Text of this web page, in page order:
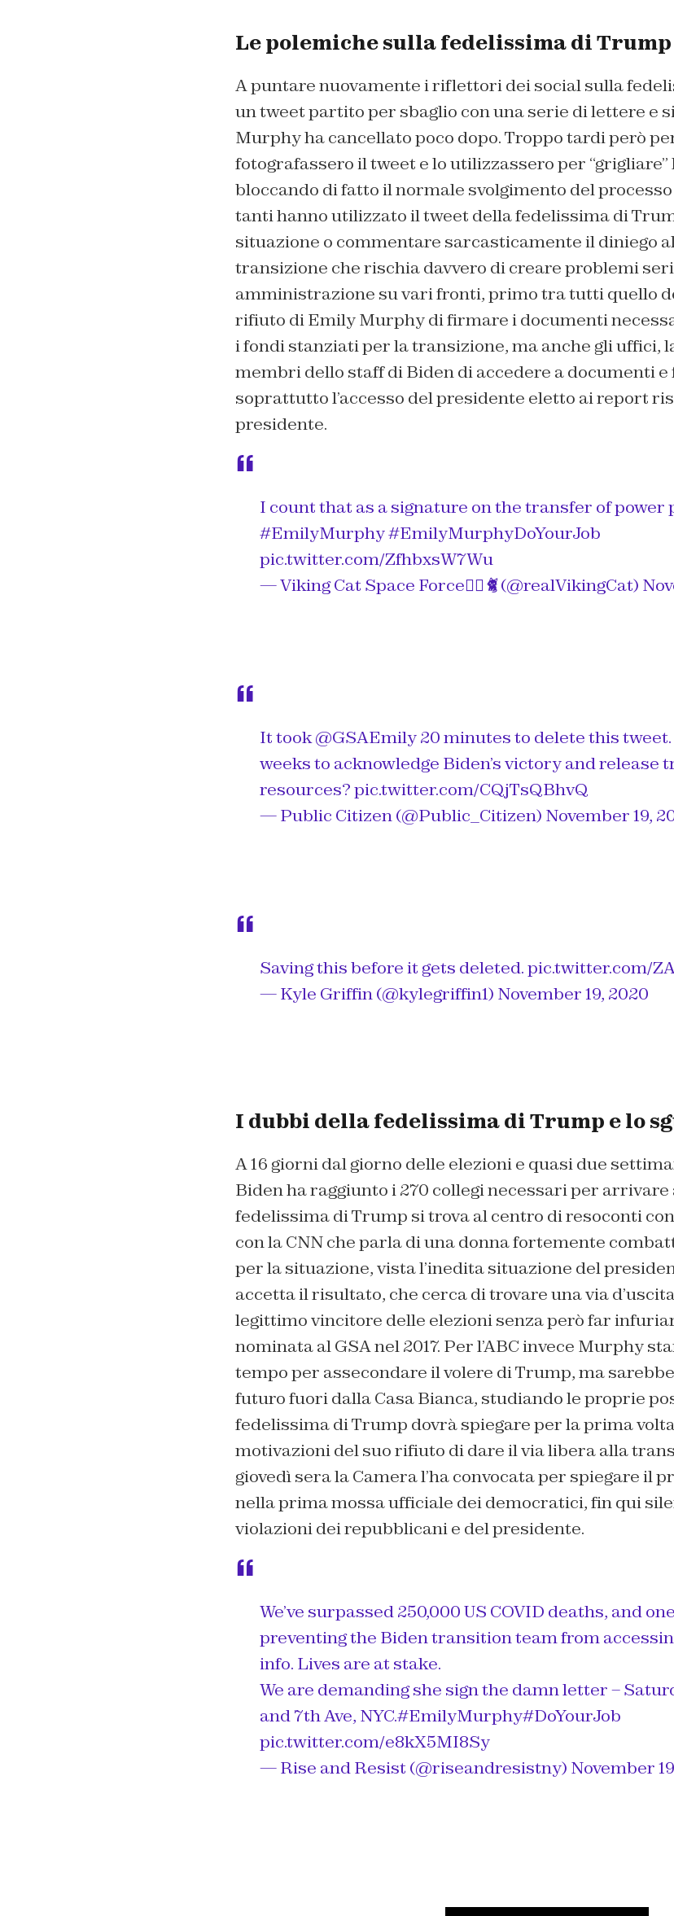
Le polemiche sulla fedelissima di Trump
A puntare nuovamente i riflettori dei social sulla
un tweet partito per sbaglio con una serie di lettere e
Murphy ha cancellato poco dopo. Troppo tardi però
fotografassero il tweet e lo utilizzassero per “grigliare”
bloccando di fatto il normale svolgimento del
tanti hanno utilizzato il tweet della fedelissima di
situazione o commentare sarcasticamente il diniego
transizione che rischia davvero di creare problemi
amministrazione su vari fronti, primo tra tutti quello
rifiuto di Emily Murphy di firmare i documenti
i fondi stanziati per la transizione, ma anche gli uffici,
membri dello staff di Biden di accedere a documenti
soprattutto l’accesso del presidente eletto ai report
presidente.
I count that as a signature on the transfer of power
#EmilyMurphy#EmilyMurphyDoYourJob
pic.twitter.com/ZfhbxsW7Wu
— Viking Cat Space Force🏳️‍🌈🐈 (@realVikingCat)
It took@GSAEmily20 minutes to delete this
weeks to acknowledge Biden’s victory and release
resources?pic.twitter.com/CQjTsQBhvQ
— Public Citizen (@Public_Citizen) November 19,
Saving this before it gets deleted.pic.twitter.com/
— Kyle Griffin (@kylegriffin1) November 19, 2020
I dubbi della fedelissima di Trump e lo
A 16 giorni dal giorno delle elezioni e quasi due
Biden ha raggiunto i 270 collegi necessari per arrivare
fedelissima di Trump si trova al centro di resoconti
con la CNN che parla di una donna fortemente
per la situazione, vista l’inedita situazione del
accetta il risultato, che cerca di trovare una via
legittimo vincitore delle elezioni senza però far
nominata al GSA nel 2017. Per l’ABC invece Murphy
tempo per assecondare il volere di Trump, ma
futuro fuori dalla Casa Bianca, studiando le proprie
fedelissima di Trump dovrà spiegare per la prima
motivazioni del suo rifiuto di dare il via libera alla
giovedì sera la Camera l’ha convocata per spiegare il
nella prima mossa ufficiale dei democratici, fin qui
violazioni dei repubblicani e del presidente.
We’ve surpassed 250,000 US COVID deaths, and
preventing the Biden transition team from
info. Lives are at stake.
We are demanding she sign the damn letter –
and 7th Ave, NYC.#EmilyMurphy#DoYourJob
pic.twitter.com/e8kX5MI8Sy
— Rise and Resist (@riseandresistny) November